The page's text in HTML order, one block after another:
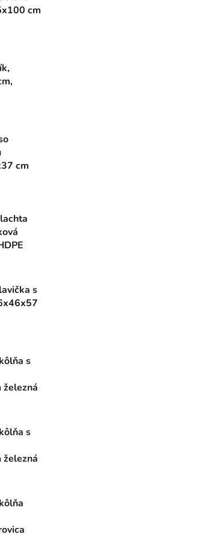
cm
cm
s
s
s